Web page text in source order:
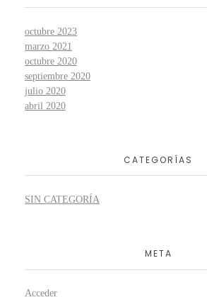
octubre 2023
marzo 2021
octubre 2020
septiembre 2020
julio 2020
abril 2020
CATEGORÍAS
SIN CATEGORÍA
META
Acceder